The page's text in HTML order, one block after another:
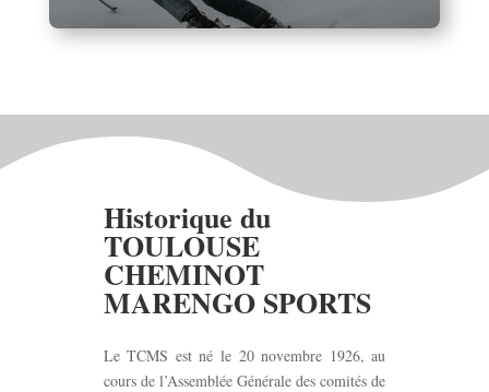
Historique du
TOULOUSE
CHEMINOT
MARENGO SPORTS
Le TCMS est né le 20 novembre 1926, au
cours de l’Assemblée Générale des comités de